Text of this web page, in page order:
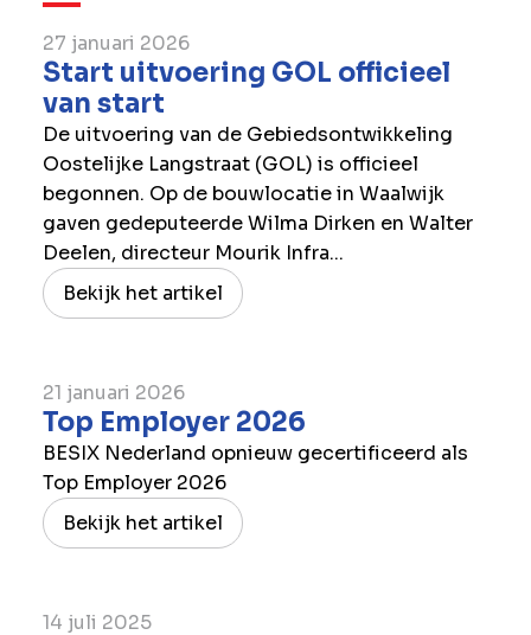
27 januari 2026
Start uitvoering GOL officieel
van start
De uitvoering van de Gebiedsontwikkeling
Oostelijke Langstraat (GOL) is officieel
begonnen. Op de bouwlocatie in Waalwijk
gaven gedeputeerde Wilma Dirken en Walter
Deelen, directeur Mourik Infra...
Bekijk het artikel
21 januari 2026
Top Employer 2026
BESIX Nederland opnieuw gecertificeerd als
Top Employer 2026
Bekijk het artikel
14 juli 2025